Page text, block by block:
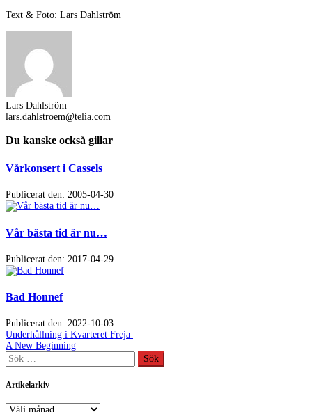
Text & Foto: Lars Dahlström
Lars Dahlström
lars.dahlstroem@telia.com
Du kanske också gillar
Vårkonsert i Cassels
Publicerat den: 2005-04-30
Vår bästa tid är nu…
Publicerat den: 2017-04-29
Bad Honnef
Publicerat den: 2022-10-03
Inläggsnavigering
Föregående
inlägg:
Underhållning i Kvarteret Freja
Nästa
inlägg:
A New Beginning
Sök
efter:
Artikelarkiv
Artikelarkiv